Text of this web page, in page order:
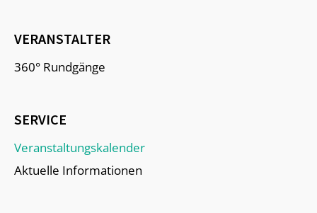
VERANSTALTER
360° Rundgänge
SERVICE
Veranstaltungskalender
Aktuelle Informationen